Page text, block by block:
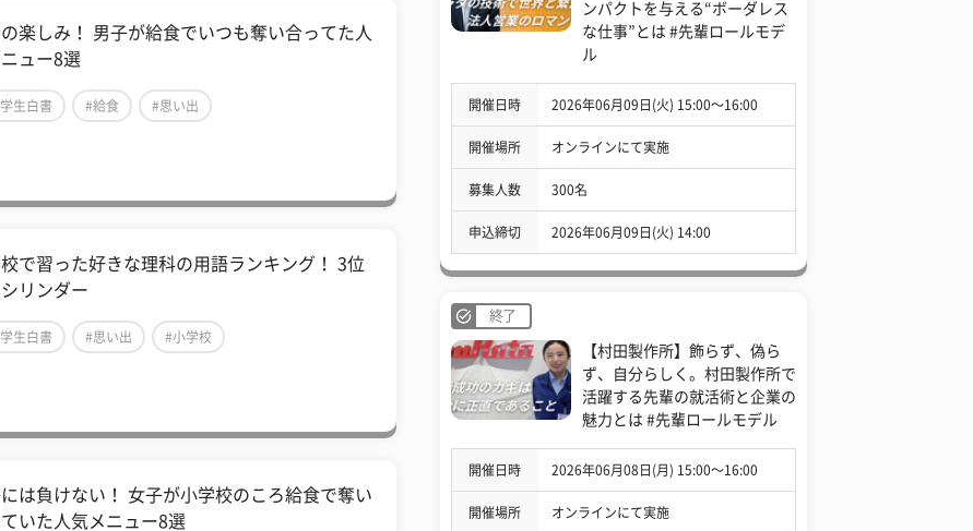
楽しみ！ 男子が給食でいつも奪い合ってた人
ュー8選
生白書 #給食 #思い出
で習った好きな理科の用語ランキング！ 3位
シリンダー
生白書 #思い出 #小学校
は負けない！ 女子が小学校のころ給食で奪い
いた人気メニュー8選
ンパクトを与える“ボーダレス
な仕事”とは #先輩ロールモデ
ル
開催日時 2026年06月09日(火) 15:00〜16:00
開催場所 オンラインにて実施
募集人数 300名
申込締切 2026年06月09日(火) 14:00
終了
【村田製作所】飾らず、偽ら
ず、自分らしく。村田製作所で
活躍する先輩の就活術と企業の
魅力とは #先輩ロールモデル
開催日時 2026年06月08日(月) 15:00〜16:00
開催場所 オンラインにて実施